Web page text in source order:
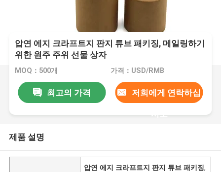
압연 에지 크라프트지 판지 튜브 패키징, 메일링하기
위한 원주 주위 선물 상자
MOQ：500개 가격：USD/RMB
최고의 가격 저희에게 연락하십
시오
제품 설명
압연 에지 크라프트지 판지 튜브 패키징,